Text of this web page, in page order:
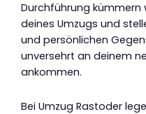
Durchführung kümmern
deines Umzugs und
und persönlichen
unversehrt an deinem
ankommen.
Bei Umzug Rastoder